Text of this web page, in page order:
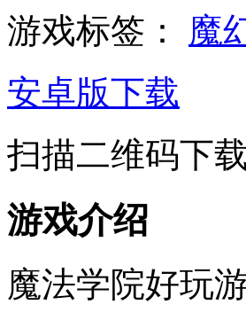
游戏标签： 魔
安卓版下载
扫描二维码下载
游戏介绍
魔法学院好玩